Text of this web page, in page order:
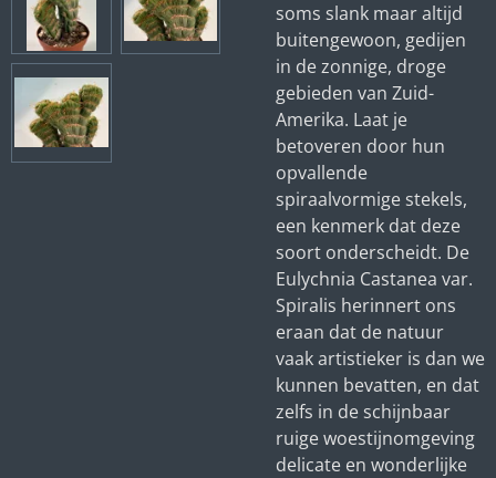
soms slank maar altijd
buitengewoon, gedijen
in de zonnige, droge
gebieden van Zuid-
Amerika. Laat je
betoveren door hun
opvallende
spiraalvormige stekels,
een kenmerk dat deze
soort onderscheidt. De
Eulychnia Castanea var.
Spiralis herinnert ons
eraan dat de natuur
vaak artistieker is dan we
kunnen bevatten, en dat
zelfs in de schijnbaar
ruige woestijnomgeving
delicate en wonderlijke